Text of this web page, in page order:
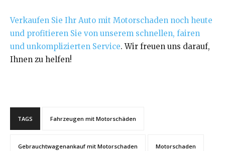
Verkaufen Sie Ihr Auto mit Motorschaden noch heute
und profitieren Sie von unserem schnellen, fairen
und unkomplizierten Service. Wir freuen uns darauf,
Ihnen zu helfen!
TAGS Fahrzeugen mit Motorschäden
Gebrauchtwagenankauf mit Motorschaden Motorschaden